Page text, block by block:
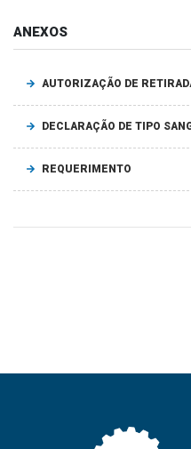
ANEXOS
AUTORIZAÇÃO DE
DECLARAÇÃO DE TIPO
REQUERIMENTO